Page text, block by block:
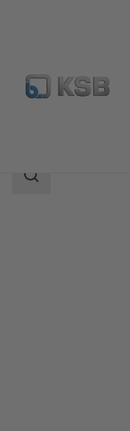
Suchbereich